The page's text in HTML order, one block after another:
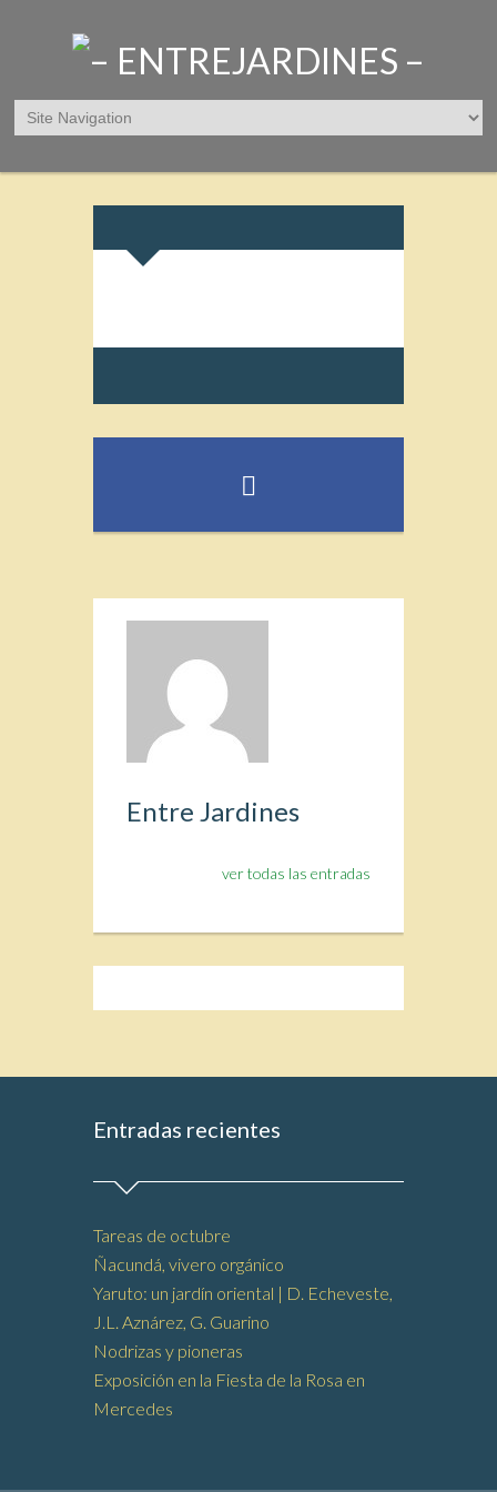
Entre Jardines
ver todas las entradas
Entradas recientes
Tareas de octubre
Ñacundá, vivero orgánico
Yaruto: un jardín oriental | D. Echeveste,
J.L. Aznárez, G. Guarino
Nodrizas y pioneras
Exposición en la Fiesta de la Rosa en
Mercedes